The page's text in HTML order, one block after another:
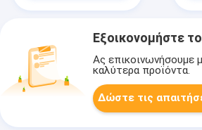
Εξοικονομήστε
Ας επικοινωνήσουμε
καλύτερα προϊόντα.
Δώστε τις